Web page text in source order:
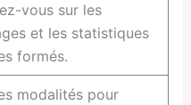
vous sur les
et les statistiques
formés.
modalités pour